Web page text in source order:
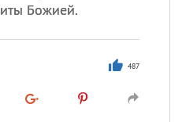
Божией.
487